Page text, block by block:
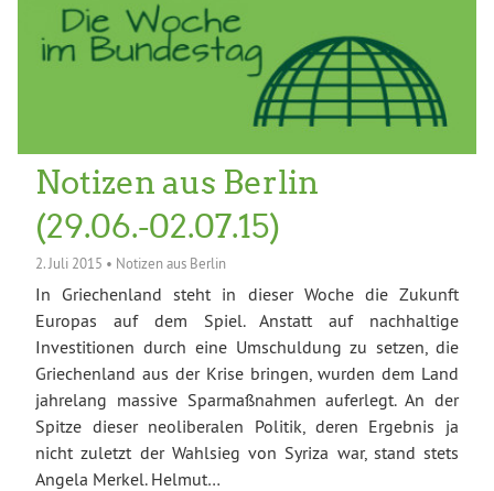
Notizen aus Berlin
(29.06.-02.07.15)
2. Juli 2015 • Notizen aus Berlin
In Griechenland steht in dieser Woche die Zukunft
Europas auf dem Spiel. Anstatt auf nachhaltige
Investitionen durch eine Umschuldung zu setzen, die
Griechenland aus der Krise bringen, wurden dem Land
jahrelang massive Sparmaßnahmen auferlegt. An der
Spitze dieser neoliberalen Politik, deren Ergebnis ja
nicht zuletzt der Wahlsieg von Syriza war, stand stets
Angela Merkel. Helmut…